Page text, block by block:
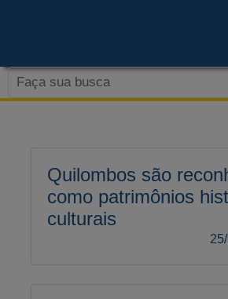
Quilombos são
como patrimônios
culturais